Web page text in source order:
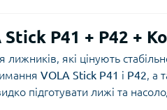
Stick P41 + P42 +
лижників, які цінують
VOLA Stick P41 і P42, а
підготувати лижі та